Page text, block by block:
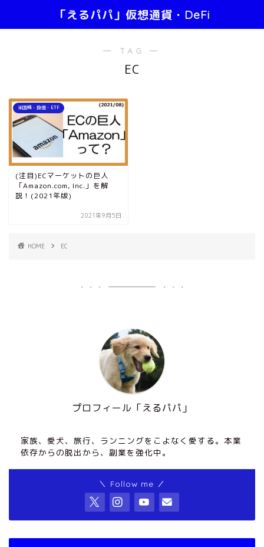
「えるパパ」仮想通貨・DeFi
― TAG ―
EC
米国株・投信・ETF
(注目)ECマーケットの巨人
「Amazon.com, Inc.」を解
説！(2021年版)
2021年9月5日
HOME EC
プロフィール「えるパパ」
家族、愛犬、旅行、ランニングをこよなく愛する。本業
依存からの脱出から、副業を強化中。
＼ Follow me ／